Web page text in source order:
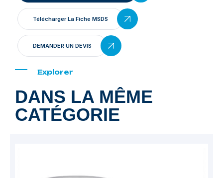
Télécharger La Fiche MSDS
DEMANDER UN DEVIS
Explorer
DANS LA MÊME
CATÉGORIE